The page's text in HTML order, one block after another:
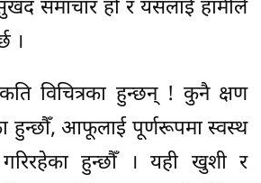
समाचार हो र यसलाई हामीले
।
विचित्रका हुन्छन् ! कुनै क्षण
हुन्छौँ, आफूलाई पूर्णरूपमा स्वस्थ
हुन्छौँ । यही खुशी र